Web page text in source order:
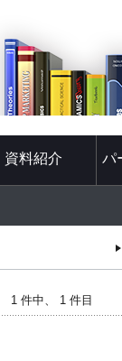
資料紹介 パ
1 件中、 1 件目